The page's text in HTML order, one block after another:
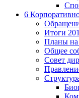
6
Итоги
Планы на
Общее
Совет